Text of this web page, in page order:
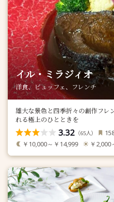
イル・ミラジィオ
洋食、ビュッフェ、フレンチ
雄大な景色と四季折々の創作フレ
れる極上のひとときを
3.32 （65人）
￥10,000～￥14,999 ￥2,000